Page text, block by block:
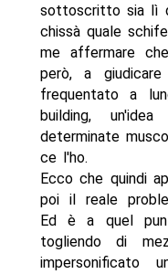
sottoscritto sia lì
chissà quale
me affermare
però, a
frequentato a
building,
determinate
ce l'ho.
Ecco che quindi
poi il reale
Ed è a quel
togliendo di
impersonificato